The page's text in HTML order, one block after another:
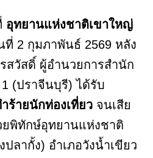
อุทยานแห่งชาติเขาใหญ่
ที่ 2 กุมภาพันธ์ 2569 หลัง
สวัสดิ์ ผู้อำนวยการสำนัก
(ปราจีนบุรี) ได้รับ
ร้ายนักท่องเที่ยว จนเสีย
พิทักษ์อุทยานแห่งชาติ
ลากั้ง) อำเภอวังน้ำเขียว